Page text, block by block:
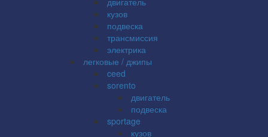
кузов
подвеска
трансмиссия
электрика
легковые / джипы
ceed
sorento
двигатель
подвеска
sportage
кузов